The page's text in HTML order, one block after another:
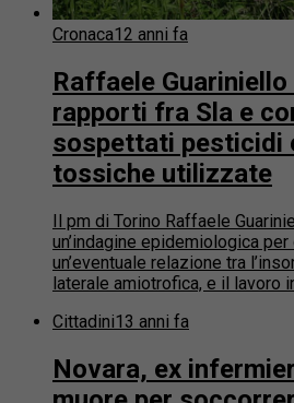
Cronaca12 anni fa
Raffaele
rapporti fra Sla e
sospettati pesticidi
tossiche utilizzate
Il pm di Torino Raffaele
un’indagine epidemiologica
un’eventuale relazione tra
laterale amiotrofica, e il lavoro
Cittadini13 anni fa
Novara, ex